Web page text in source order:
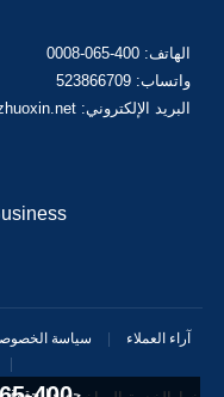
الهاتف: 400-065-0008
واتساب: 523866709
البريد الإلكتروني: uae@zhuoxin.net
آراء العملاء سياسة